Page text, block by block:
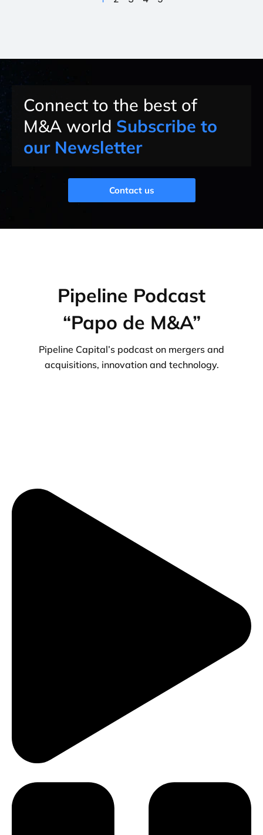
Connect to the best of
M&A world Subscribe to
our Newsletter
Contact us
Pipeline Podcast
“Papo de M&A”
Pipeline Capital’s podcast on mergers and
acquisitions, innovation and technology.